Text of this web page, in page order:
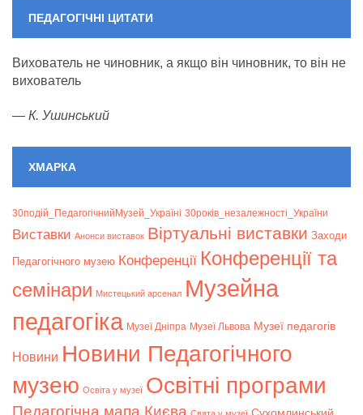
ПЕДАГОГІЧНІ ЦИТАТИ
Вихователь не чиновник, а якщо він чиновник, то він не
вихователь
— К. Ушинський
ХМАРКА
30подій_ПедагогічнийМузей_Україні 30років_незалежності_України
Bиставки Анонси виставок Віртуальні виставки Заходи
Педагогічного музею Конференції Конференції та
семінари Мистецький арсенал Музейна
педагогіка Музеї Дніпра Музеї Львова Музеї педагогів
Новини Новини Педагогічного
музею Освіта у музеї Освітні програми
Педагогічна мапа Києва